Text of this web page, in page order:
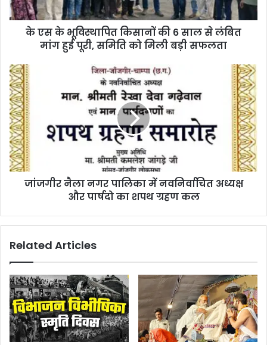
साल
से
पूरी,
समिति
को
मिली
बड़ी
सफलता
के एस के भूविस्थापित किसानों की 6 साल से लंबित
मांग हुई पूरी, समिति को मिली बड़ी सफलता
जांजगीर
नैला
नगर
पालिका
में
नवनिर्वाचित
अध्यक्ष
और
पार्षदो
जांजगीर नैला नगर पालिका में नवनिर्वाचित अध्यक्ष
और पार्षदो का शपथ ग्रहण कल
Related Articles